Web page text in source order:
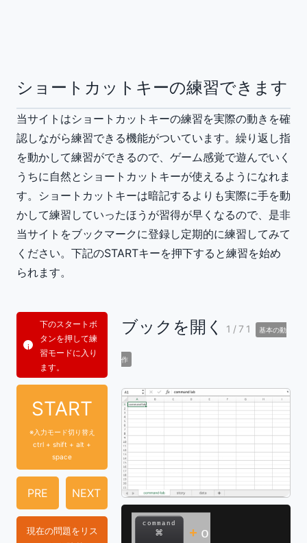
ショートカットキーの練習できます
当サイトはショートカットキーの練習を実際の動きを確
認しながら練習できる機能がついています。繰り返し指
を動かして練習ができるので、ゲーム感覚で遊んでいく
うちに自然とショートカットキーが使えるようになれま
す。ショートカットキーは暗記するよりも実際に手を動
かして練習していったほうが習得が早くなるので、是非
当サイトをブックマークに登録し定期的に練習してみて
ください。下記のSTARTキーを押下すると練習を始め
られます。
下のスタートボ
タンを押して練
習モードに入り
ます。
START
※入力モード切り替え
ctrl + shift + alt +
space
PRE NEXT
現在の問題をリス
ブックを開く 1/71 基本の動
作
⌘
command
+ o